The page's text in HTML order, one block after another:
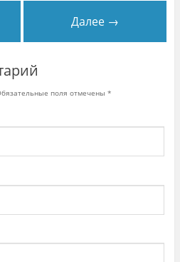
Далее →
поля отмечены *